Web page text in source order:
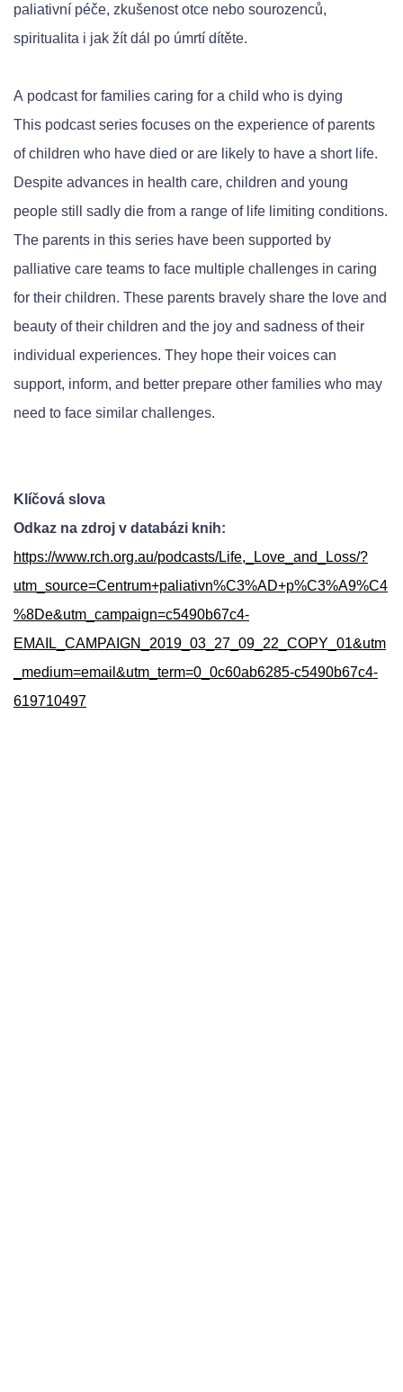
paliativní péče, zkušenost otce nebo sourozenců,
spiritualita i jak žít dál po úmrtí dítěte.
A podcast for families caring for a child who is dying
This podcast series focuses on the experience of parents
of children who have died or are likely to have a short life.
Despite advances in health care, children and young
people still sadly die from a range of life limiting conditions.
The parents in this series have been supported by
palliative care teams to face multiple challenges in caring
for their children. These parents bravely share the love and
beauty of their children and the joy and sadness of their
individual experiences. They hope their voices can
support, inform, and better prepare other families who may
need to face similar challenges.
Klíčová slova
Odkaz na zdroj v databázi knih:
https://www.rch.org.au/podcasts/Life,_Love_and_Loss/?
utm_source=Centrum+paliativn%C3%AD+p%C3%A9%C4
%8De&utm_campaign=c5490b67c4-
EMAIL_CAMPAIGN_2019_03_27_09_22_COPY_01&utm
_medium=email&utm_term=0_0c60ab6285-c5490b67c4-
619710497